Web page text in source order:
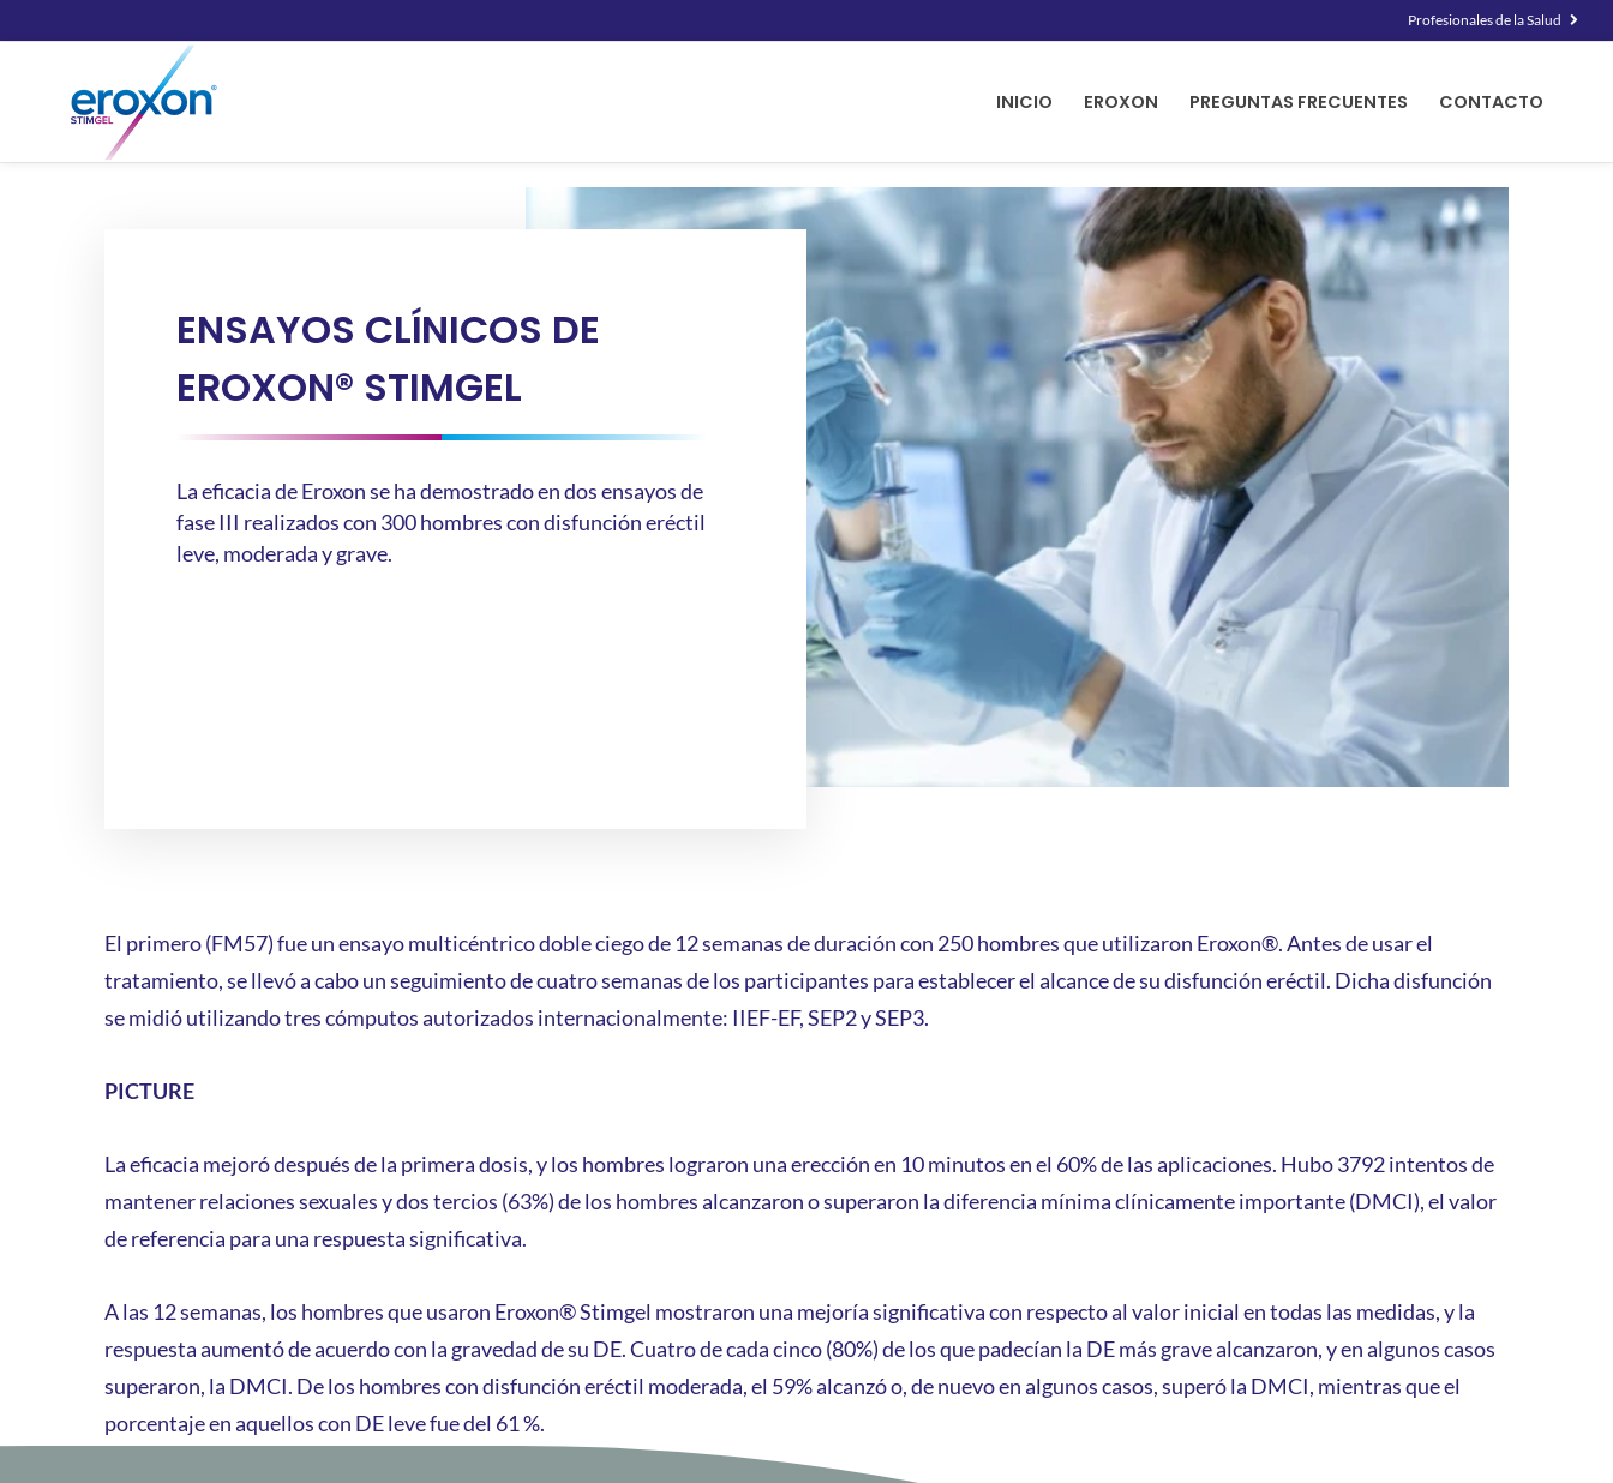
Profesionales de la Salud
INICIO EROXON PREGUNTAS FRECUENTES CONTACTO
ENSAYOS CLÍNICOS DE
EROXON® STIMGEL
La eficacia de Eroxon se ha demostrado en dos ensayos de
fase III realizados con 300 hombres con disfunción eréctil
leve, moderada y grave.
El primero (FM57) fue un ensayo multicéntrico doble ciego de 12 semanas de duración con 250 hombres que utilizaron Eroxon®. Antes de usar el
tratamiento, se llevó a cabo un seguimiento de cuatro semanas de los participantes para establecer el alcance de su disfunción eréctil. Dicha disfunción
se midió utilizando tres cómputos autorizados internacionalmente: IIEF-EF, SEP2 y SEP3.
PICTURE
La eficacia mejoró después de la primera dosis, y los hombres lograron una erección en 10 minutos en el 60% de las aplicaciones. Hubo 3792 intentos de
mantener relaciones sexuales y dos tercios (63%) de los hombres alcanzaron o superaron la diferencia mínima clínicamente importante (DMCI), el valor
de referencia para una respuesta significativa.
A las 12 semanas, los hombres que usaron Eroxon® Stimgel mostraron una mejoría significativa con respecto al valor inicial en todas las medidas, y la
respuesta aumentó de acuerdo con la gravedad de su DE. Cuatro de cada cinco (80%) de los que padecían la DE más grave alcanzaron, y en algunos casos
superaron, la DMCI. De los hombres con disfunción eréctil moderada, el 59% alcanzó o, de nuevo en algunos casos, superó la DMCI, mientras que el
porcentaje en aquellos con DE leve fue del 61 %.